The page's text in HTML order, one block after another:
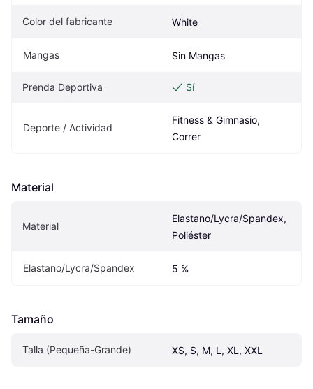
Color del fabricante White
Mangas Sin Mangas
Prenda Deportiva Sí
Deporte / Actividad
Fitness & Gimnasio,
Correr
Material
Material
Elastano/Lycra/Spandex,
Poliéster
Elastano/Lycra/Spandex 5 %
Tamaño
Talla (Pequeña-Grande) XS, S, M, L, XL, XXL